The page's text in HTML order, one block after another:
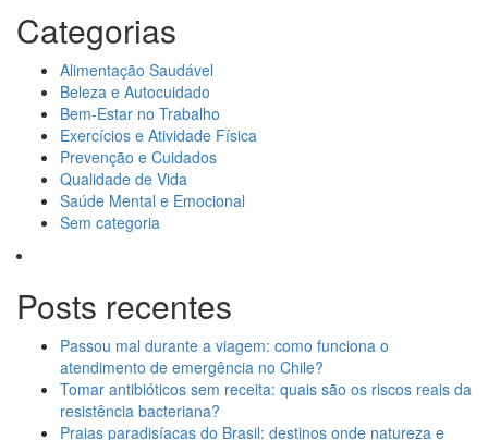
Categorias
Alimentação Saudável
Beleza e Autocuidado
Bem-Estar no Trabalho
Exercícios e Atividade Física
Prevenção e Cuidados
Qualidade de Vida
Saúde Mental e Emocional
Sem categoria
Posts recentes
Passou mal durante a viagem: como funciona o
atendimento de emergência no Chile?
Tomar antibióticos sem receita: quais são os riscos reais da
resistência bacteriana?
Praias paradisíacas do Brasil: destinos onde natureza e